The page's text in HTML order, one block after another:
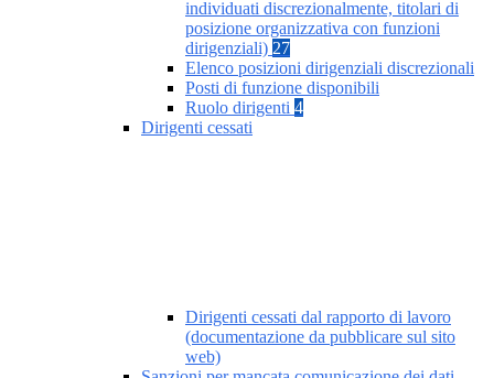
individuati discrezionalmente, titolari di
posizione organizzativa con funzioni
dirigenziali) 27
Elenco posizioni dirigenziali discrezionali
Posti di funzione disponibili
Ruolo dirigenti 4
Dirigenti cessati
Dirigenti cessati dal rapporto di lavoro
(documentazione da pubblicare sul sito
web)